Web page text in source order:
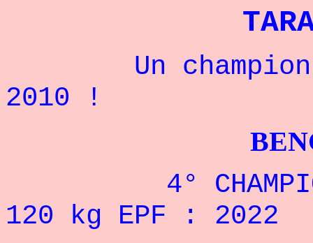
Un champion
2010 !
4°
120 kg EPF : 2022